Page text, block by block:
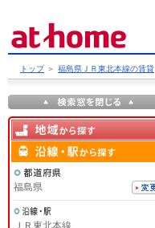
トップ ＞ 福島県ＪＲ東北本線の賃貸
福島県
ＪＲ東北本線